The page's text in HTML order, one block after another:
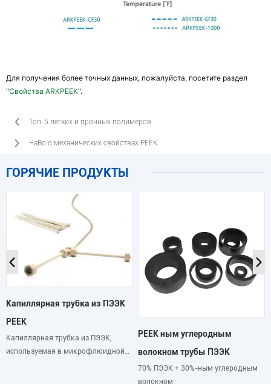
Для получения более точных данных, пожалуйста, посетите раздел
"Свойства ARKPEEK".
Топ-5 легких и прочных полимеров
ЧаВо о механических свойствах PEEK
ГОРЯЧИЕ ПРОДУКТЫ
Капиллярная трубка из ПЭЭК
PEEK
Капиллярная трубка из ПЭЭК,
используемая в микрофлюидной
PEEK ным углеродным
волокном трубы ПЭЭК
70% ПЭЭК + 30%-ным углеродным
волокном